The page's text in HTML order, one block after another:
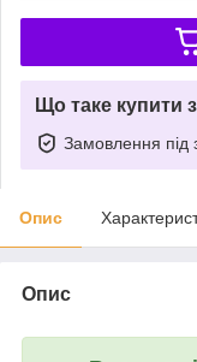
Що таке купити
Замовлення під
Опис
Опис